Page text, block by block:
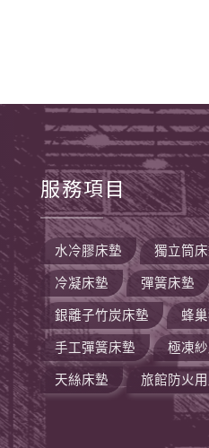
服務項目
水冷膠床墊 獨立筒
冷凝床墊
彈簧床墊
銀離子竹炭床墊
蜂
手工彈簧床墊
極凍
天絲床墊
旅館防火